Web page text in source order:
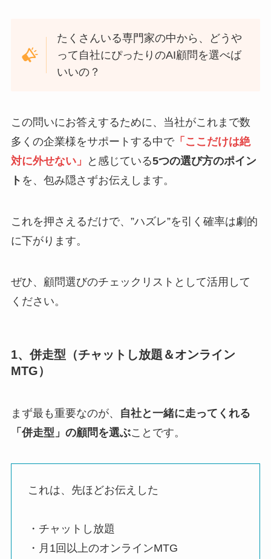
たくさんいる専門家の中から、どうや
って自社にぴったりのAI顧問を選べば
いいの？
この問いにお答えするために、当社がこれまで数
多くの企業様をサポートする中で「ここだけは絶
対に外せない」
と感じている5つの選び方のポイン
ト を、包み隠さずお伝えします。
これを押さえるだけで、”ハズレ”を引く確率は劇的
に下がります。
ぜひ、顧問選びのチェックリストとして活用して
ください。
1、併走型（チャットし放題＆オンライン
MTG）
まず最も重要なのが、
自社と一緒に走ってくれる
「併走型」の顧問を選ぶことです。
これは、先ほどお伝えした
・チャットし放題
・月1回以上のオンラインMTG